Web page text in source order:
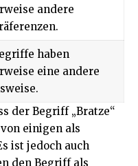
andere
haben
eine andere
der Begriff „Bratze“
einigen als
ist jedoch auch
den Begriff als